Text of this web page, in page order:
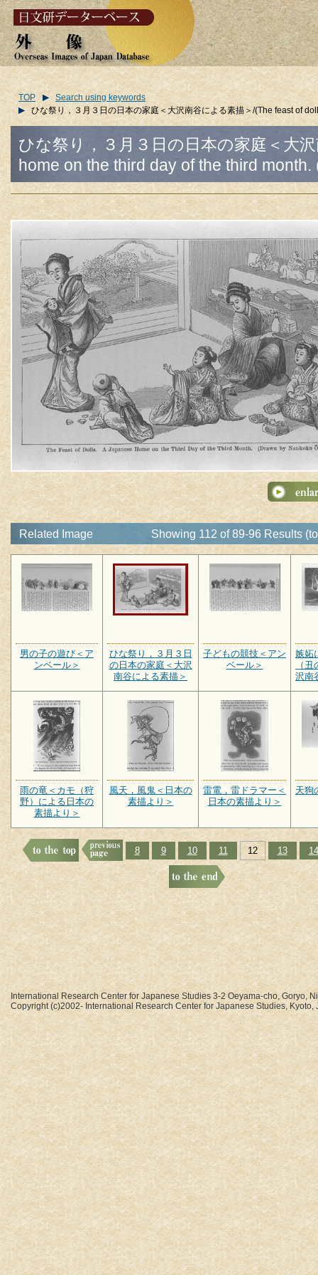
TOP
Search using keywords
ひな祭り，３月３日の日本の家庭＜大沢南谷による素描＞/(The feast of
ひな祭り，３月３日の日本の家庭＜大
home on the third day of the third
Related Image Showing 112 of 89-96 Results
男の子の遊び＜ア
ンベール＞
ひな祭り，３月３日
の日本の家庭＜大沢
南谷による素描＞
子どもの競技＜アン
ベール＞
嫉妬
（
沢南
雨の竜＜カモ（狩
野）による日本の
素描より＞
風天，風鬼＜日本の
素描より＞
雷電，雷ドラマー＜
日本の素描より＞
天狗
8 9 10 11 12 13 14
International Research Center for Japanese Studies 3-2 Oeyama-cho, Goryo,
Copyright (c)2002- International Research Center for Japanese Studies, Kyoto,